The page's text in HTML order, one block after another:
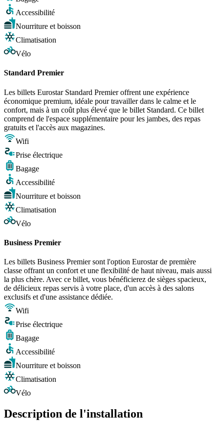
Accessibilité
Nourriture et boisson
Climatisation
Vélo
Standard Premier
Les billets Eurostar Standard Premier offrent une expérience
économique premium, idéale pour travailler dans le calme et le
confort, mais à un coût plus élevé que le billet Standard. Ce billet
comprend de l'espace supplémentaire pour les jambes, des repas
gratuits et l'accès aux magazines.
Wifi
Prise électrique
Bagage
Accessibilité
Nourriture et boisson
Climatisation
Vélo
Business Premier
Les billets Business Premier sont l'option Eurostar de première
classe offrant un confort et une flexibilité de haut niveau, mais aussi
la plus chère. Avec ce billet, vous bénéficierez de sièges spacieux,
de délicieux repas servis à votre place, d'un accès à des salons
exclusifs et d'une assistance dédiée.
Wifi
Prise électrique
Bagage
Accessibilité
Nourriture et boisson
Climatisation
Vélo
Description de l'installation